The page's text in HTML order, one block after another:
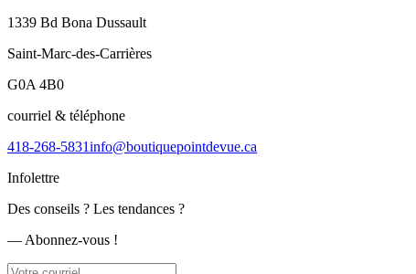
1339 Bd Bona Dussault
Saint-Marc-des-Carrières
G0A 4B0
courriel & téléphone
418-268-5831info@boutiquepointdevue.ca
Infolettre
Des conseils ? Les tendances ?
― Abonnez-vous !